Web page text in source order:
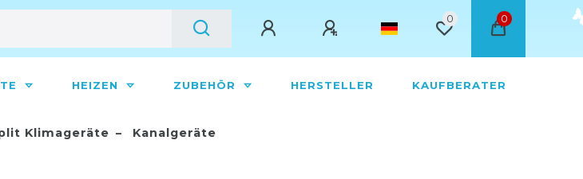
0 0
HEIZEN ZUBEHÖR HERSTELLER KAUFBERATER
Klimageräte Kanalgeräte